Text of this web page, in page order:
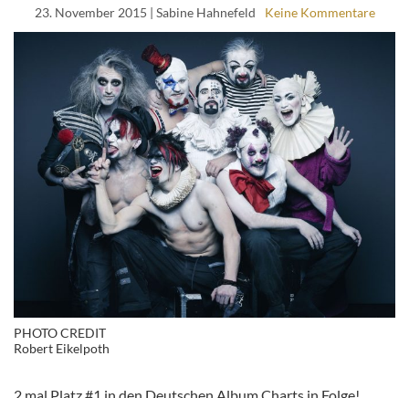
23. November 2015 | Sabine Hahnefeld Keine Kommentare
PHOTO CREDIT
Robert Eikelpoth